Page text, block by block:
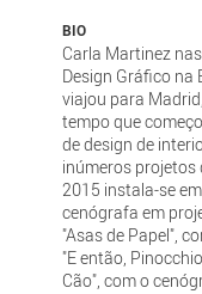
BIO
Carla Martinez
Design Gráfico na
viajou para
tempo que
de design de
inúmeros projetos
2015 instala-se
cenógrafa em
"Asas de Papel",
"E então, Pinocchio
Cão", com o